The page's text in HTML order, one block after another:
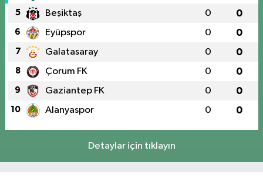
5 Beşiktaş 0 0
6 Eyüpspor 0 0
7 Galatasaray 0 0
8 Çorum FK 0 0
9 Gaziantep FK 0 0
10 Alanyaspor 0 0
Detaylar için tıklayın